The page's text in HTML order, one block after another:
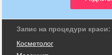
Запис на процедури краси:
Косметолог